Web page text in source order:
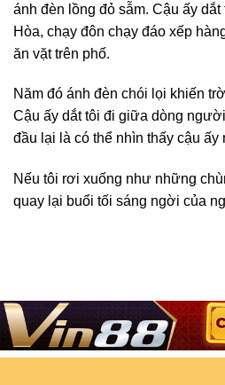
ánh đèn lồng đỏ sẫm. Cậu ấy
Hòa, chạy đôn chạy đáo xếp
ăn vặt trên phố.
Năm đó ánh đèn chói lọi khiến
Cậu ấy dắt tôi đi giữa dòng
đầu lại là có thể nhìn thấy cậu ấy
Nếu tôi rơi xuống như những
quay lại buổi tối sáng ngời của